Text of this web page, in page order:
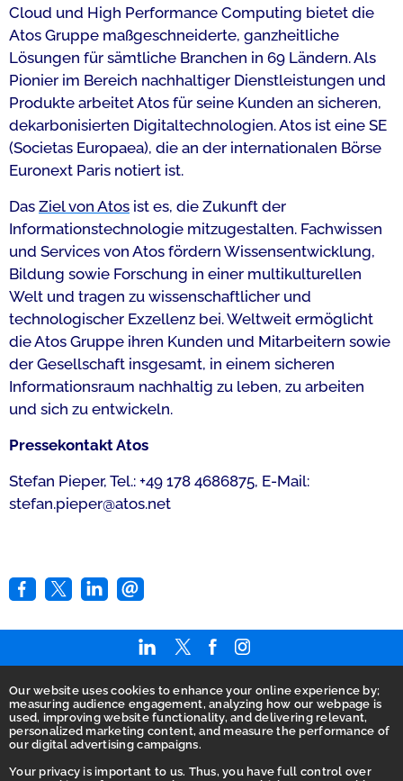
Our website uses cookies to enhance your online experience by;
measuring audience engagement, analyzing how our webpage is
used, improving website functionality, and delivering relevant,
personalized marketing content, and measure the performance of
our digital advertising campaigns.
Your privacy is important to us. Thus, you have full control over
Cloud und High Performance Computing bietet die
Atos Gruppe maßgeschneiderte, ganzheitliche
Lösungen für sämtliche Branchen in 69 Ländern. Als
Pionier im Bereich nachhaltiger Dienstleistungen und
Produkte arbeitet Atos für seine Kunden an sicheren,
dekarbonisierten Digitaltechnologien. Atos ist eine SE
(Societas Europaea), die an der internationalen Börse
Euronext Paris notiert ist.
Das Ziel von Atos ist es, die Zukunft der
Informationstechnologie mitzugestalten. Fachwissen
und Services von Atos fördern Wissensentwicklung,
Bildung sowie Forschung in einer multikulturellen
Welt und tragen zu wissenschaftlicher und
technologischer Exzellenz bei. Weltweit ermöglicht
die Atos Gruppe ihren Kunden und Mitarbeitern sowie
der Gesellschaft insgesamt, in einem sicheren
Informationsraum nachhaltig zu leben, zu arbeiten
und sich zu entwickeln.
Pressekontakt Atos
Stefan Pieper, Tel.: +49 178 4686875, E-Mail:
stefan.pieper@atos.net
Home
AGB
Barrierefreiheitserklärung
Betrugsbekämpfung